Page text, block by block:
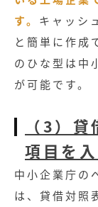
す。 キャッシ
と簡単に作成
のひな型は中
が可能です。
（3）
項目を
中小企業庁の
は、貸借対照